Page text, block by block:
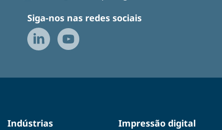
Siga-nos nas redes sociais
Indústrias
Impressão digital